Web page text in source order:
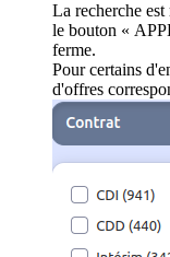
La recherche
le bouton «
ferme.
Pour certains
d'offres